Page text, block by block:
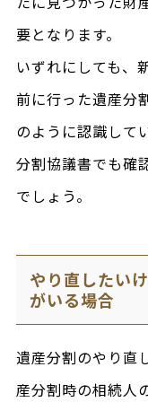
要となります。
いずれにしても、
前に行った遺産分
のように認識して
分割協議書でも確
でしょう。
やり直したい
がいる場合
遺産分割のやり直
産分割時の相続人